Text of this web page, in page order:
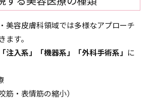
美容皮膚科領域では多様なアプローチ
ます。
「注入系」「機器系」「外科手術系」 に
筋・表情筋の縮小）